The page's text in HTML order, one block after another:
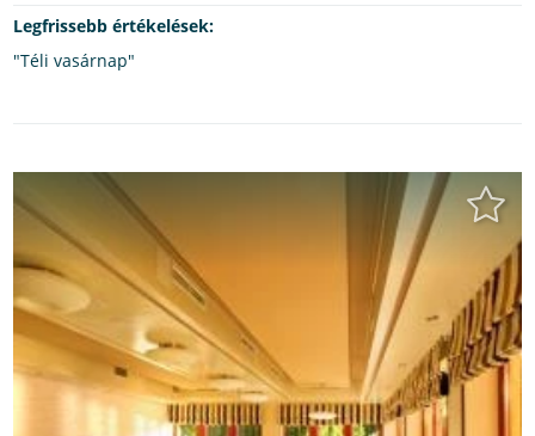
Legfrissebb értékelések:
"Téli vasárnap"